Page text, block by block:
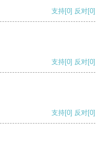
支持[0] 反对[0]
支持[0] 反对[0]
支持[0] 反对[0]